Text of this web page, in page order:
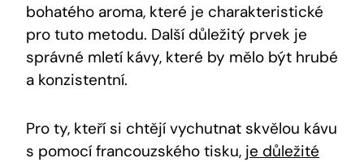
bohatého aroma, které je charakteristické
pro tuto metodu. Další důležitý prvek je
správné mletí kávy, které by mělo být hrubé
a konzistentní.
Pro ty, kteří si chtějí vychutnat skvělou kávu
s pomocí francouzského tisku, je důležité